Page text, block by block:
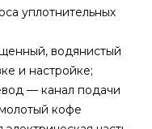
уплотнительных
водянистый
и настройке;
— канал подачи
кофе